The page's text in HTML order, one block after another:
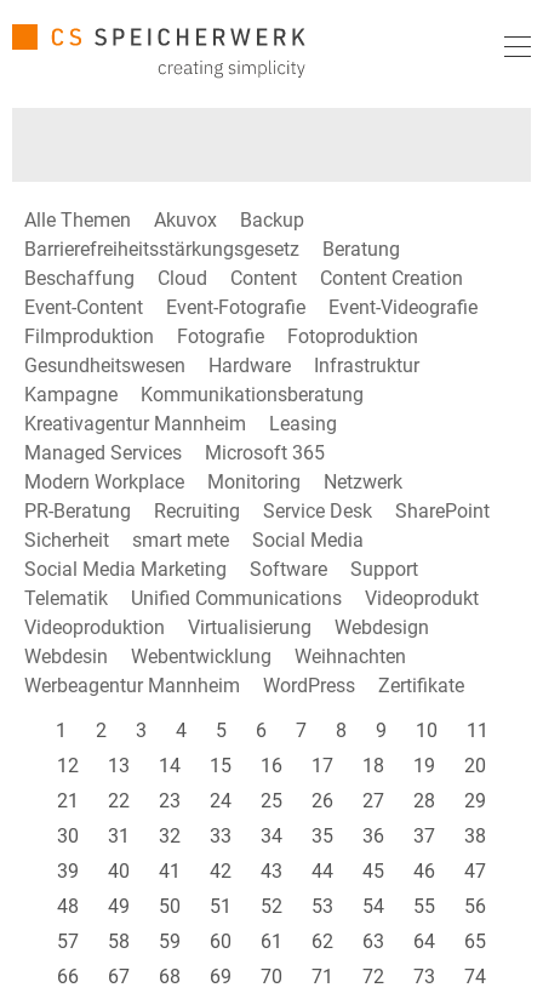
Alle Themen Akuvox
Backup
Barrierefreiheitsstärkungsgesetz
Beratung
Beschaffung
Cloud Content
Content Creation
Event-Content
Event-Fotografie
Event-Videografie
Filmproduktion
Fotografie
Fotoproduktion
Gesundheitswesen
Hardware
Infrastruktur
Kampagne
Kommunikationsberatung
Kreativagentur Mannheim
Leasing
Managed Services
Microsoft 365
Modern Workplace
Monitoring
Netzwerk
PR-Beratung
Recruiting Service Desk
SharePoint
Sicherheit
smart mete
Social Media
Social Media Marketing
Software
Support
Telematik
Unified Communications
Videoprodukt
Videoproduktion
Virtualisierung
Webdesign
Webdesin
Webentwicklung
Weihnachten
Werbeagentur Mannheim
WordPress
Zertifikate
1
2 3 4 5 6 7 8 9 10
11
12
13 14 15 16 17 18 19
20
21
22 23 24 25 26 27 28
29
30
31 32 33 34 35 36 37
38
39
40 41 42 43 44 45 46
47
48
49 50 51 52 53 54 55
56
57
58 59 60 61 62 63 64
65
66
67 68 69 70 71 72 73
74